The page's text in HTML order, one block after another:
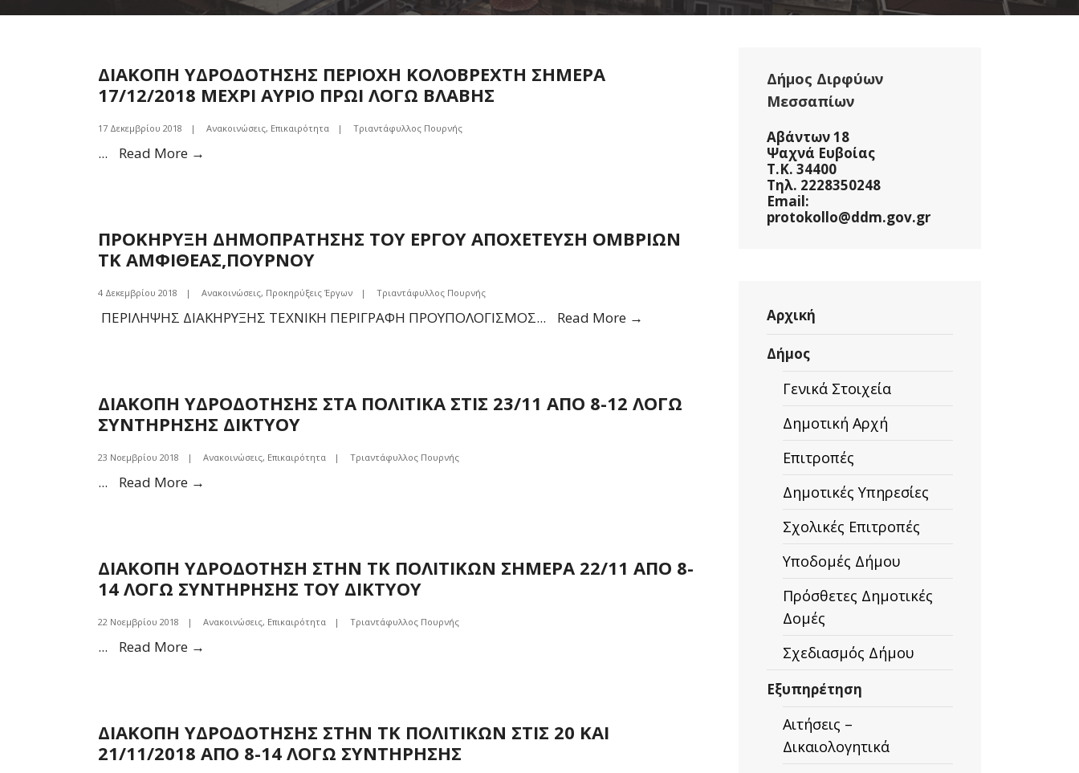
ΔΙΑΚΟΠΗ ΥΔΡΟΔΟΤΗΣΗΣ ΠΕΡΙΟΧΗ ΚΟΛΟΒΡΕΧΤΗ ΣΗΜΕΡΑ
17/12/2018 ΜΕΧΡΙ ΑΥΡΙΟ ΠΡΩΙ ΛΟΓΩ ΒΛΑΒΗΣ
17 Δεκεμβρίου 2018 | Ανακοινώσεις, Επικαιρότητα | Τριαντάφυλλος Πουρνής
... Read More →
ΣΗΜΕΡΑ
17/12/2018
ΠΡΩΙ
ΠΡΟΚΗΡΥΞΗ ΔΗΜΟΠΡΑΤΗΣΗΣ ΤΟΥ ΕΡΓΟΥ ΑΠΟΧΕΤΕΥΣΗ ΟΜΒΡΙΩΝ
ΤΚ ΑΜΦΙΘΕΑΣ,ΠΟΥΡΝΟΥ
4 Δεκεμβρίου 2018 | Ανακοινώσεις, Προκηρύξεις Έργων | Τριαντάφυλλος Πουρνής
ΠΕΡΙΛΗΨΗΣ ΔΙΑΚΗΡΥΞΗΣ ΤΕΧΝΙΚΗ ΠΕΡΙΓΡΑΦΗ ΠΡΟΥΠΟΛΟΓΙΣΜΟΣ... Read More →
ΑΠΟΧΕΤΕΥΣΗ
ΔΙΑΚΟΠΗ ΥΔΡΟΔΟΤΗΣΗΣ ΣΤΑ ΠΟΛΙΤΙΚΑ ΣΤΙΣ 23/11 ΑΠΟ 8-12 ΛΟΓΩ
ΣΥΝΤΗΡΗΣΗΣ ΔΙΚΤΥΟΥ
23 Νοεμβρίου 2018 | Ανακοινώσεις, Επικαιρότητα | Τριαντάφυλλος Πουρνής
... Read More →
ΣΤΙΣ
23/11
ΔΙΑΚΟΠΗ ΥΔΡΟΔΟΤΗΣΗ ΣΤΗΝ ΤΚ ΠΟΛΙΤΙΚΩΝ ΣΗΜΕΡΑ 22/11 ΑΠΟ 8-
14 ΛΟΓΩ ΣΥΝΤΗΡΗΣΗΣ ΤΟΥ ΔΙΚΤΥΟΥ
22 Νοεμβρίου 2018 | Ανακοινώσεις, Επικαιρότητα | Τριαντάφυλλος Πουρνής
... Read More →
ΠΟΛΙΤΙΚΩΝ
ΣΗΜΕΡΑ
ΔΙΑΚΟΠΗ ΥΔΡΟΔΟΤΗΣΗΣ ΣΤΗΝ ΤΚ ΠΟΛΙΤΙΚΩΝ ΣΤΙΣ 20 ΚΑΙ
21/11/2018 ΑΠΟ 8-14 ΛΟΓΩ ΣΥΝΤΗΡΗΣΗΣ
Δήμος Διρφύων
Μεσσαπίων
Αβάντων 18
Ψαχνά Ευβοίας
Τ.Κ. 34400
Τηλ. 2228350248
Email:
protokollo@ddm.gov.gr
Αρχική
Δήμος
Γενικά Στοιχεία
Δημοτική Αρχή
Επιτροπές
Δημοτικές Υπηρεσίες
Σχολικές Επιτροπές
Υποδομές Δήμου
Πρόσθετες Δημοτικές
Δομές
Σχεδιασμός Δήμου
Εξυπηρέτηση
Αιτήσεις –
Δικαιολογητικά